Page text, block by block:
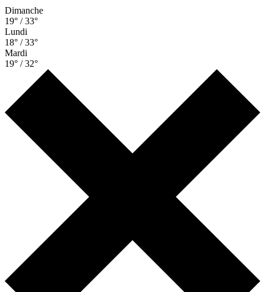
Dimanche
19° / 33°
Lundi
18° / 33°
Mardi
19° / 32°